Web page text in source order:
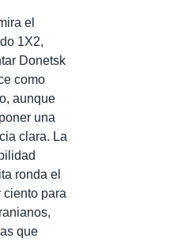
el
1X2,
Donetsk
como
aunque
una
clara. La
ronda el
ciento para
que